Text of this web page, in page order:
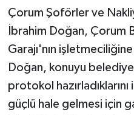
Çorum Şoförler ve
İbrahim Doğan, Çorum
Garajı'nın
Doğan, konuyu
protokol
güçlü hale gelmesi için